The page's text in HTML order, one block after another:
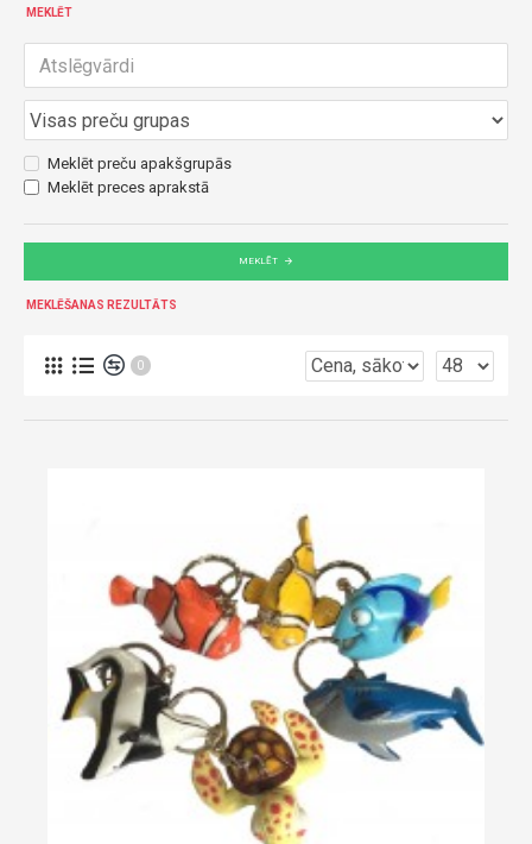
MEKLĒT
Meklēt preču apakšgrupās
Meklēt preces aprakstā
MEKLĒT
MEKLĒŠANAS REZULTĀTS
0